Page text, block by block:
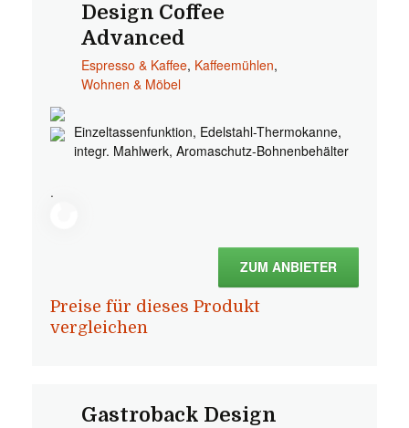
Design Coffee
Advanced
Espresso & Kaffee, Kaffeemühlen,
Wohnen & Möbel
Einzeltassenfunktion, Edelstahl-Thermokanne,
integr. Mahlwerk, Aromaschutz-Bohnenbehälter
.
ZUM ANBIETER
Preise für dieses Produkt
vergleichen
Gastroback Design